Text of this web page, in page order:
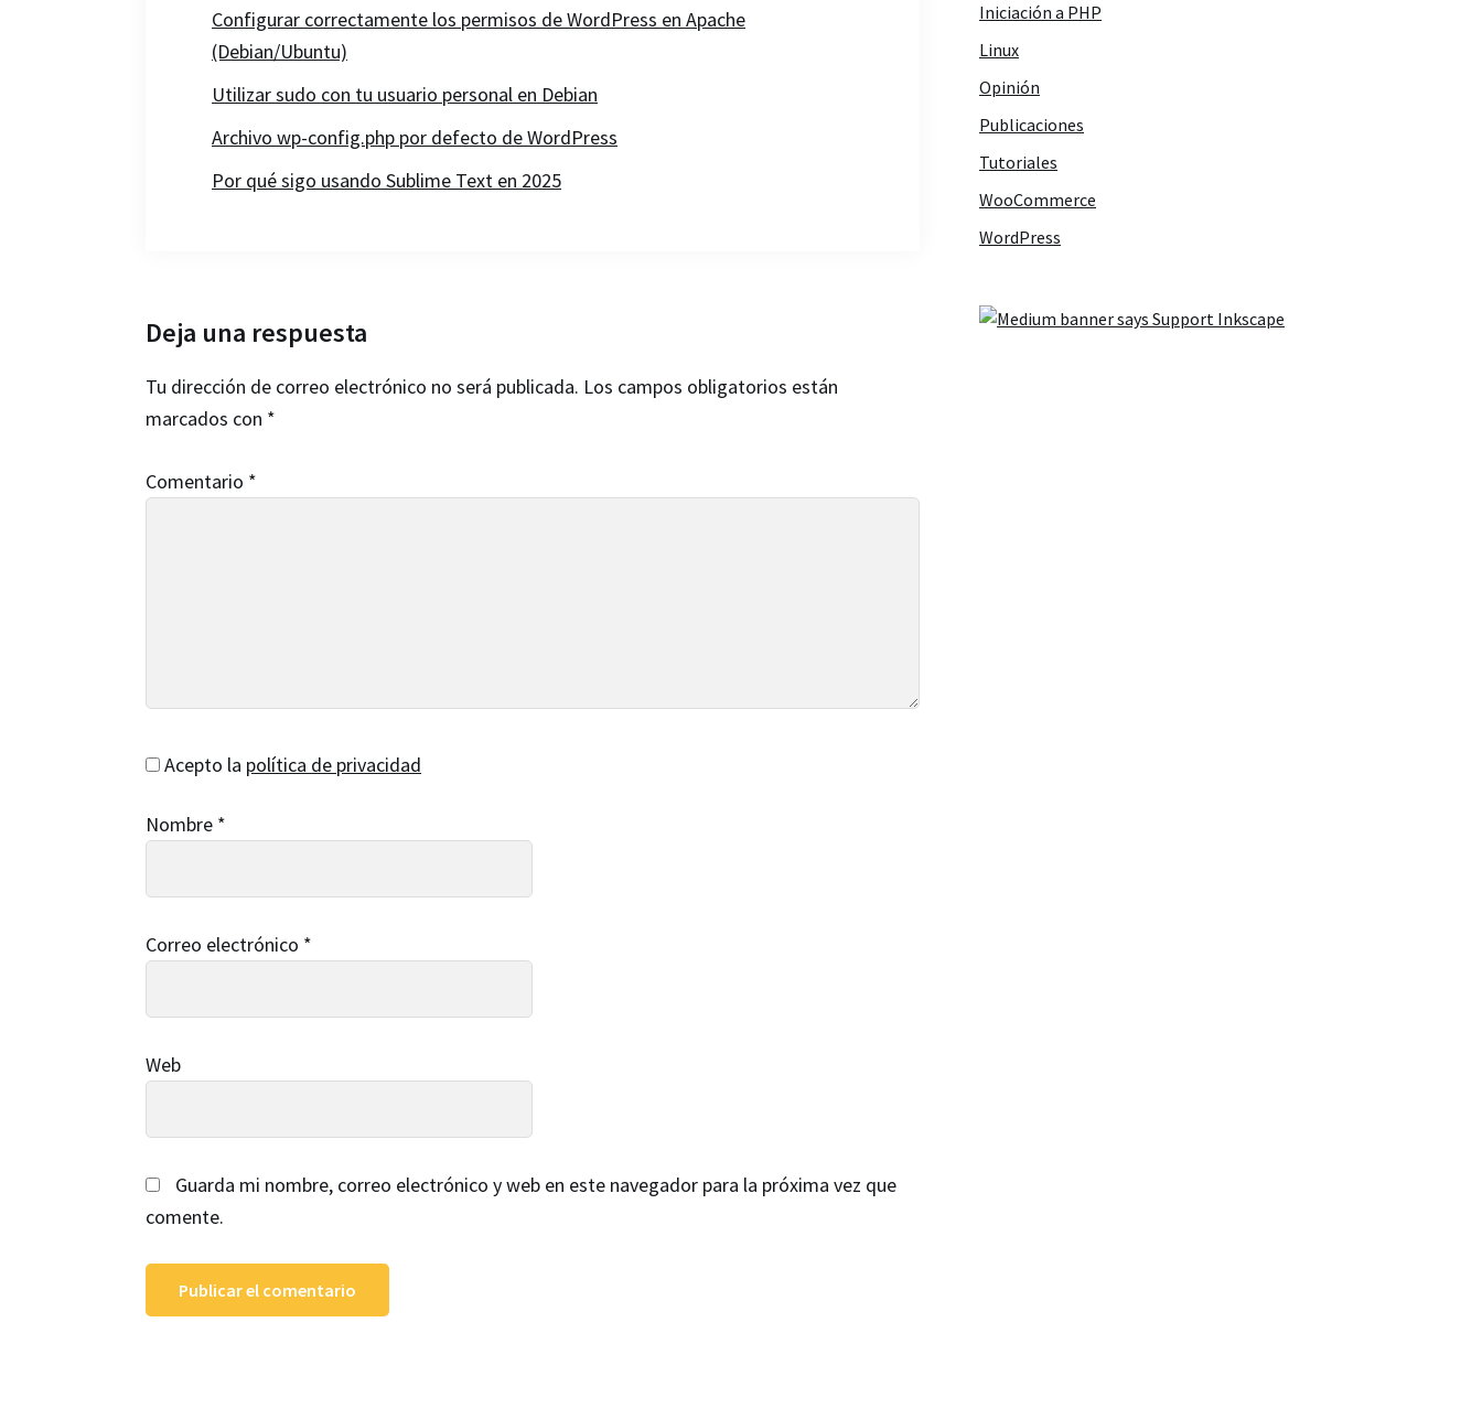
Configurar correctamente los permisos de WordPress en Apache
(Debian/Ubuntu)
Utilizar sudo con tu usuario personal en Debian
Archivo wp-config.php por defecto de WordPress
Por qué sigo usando Sublime Text en 2025
Interacciones
con
los
Deja una respuesta
Tu dirección de correo electrónico no será publicada. Los campos obligatorios están
marcados con *
Comentario *
Acepto la política de privacidad
Nombre *
Correo electrónico *
Web
Guarda mi nombre, correo electrónico y web en este navegador para la próxima vez que
comente.
Iniciación a PHP
Linux
Opinión
Publicaciones
Tutoriales
WooCommerce
WordPress